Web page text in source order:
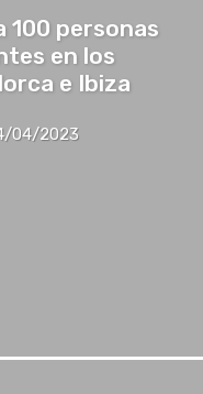
personas
en los
e Ibiza
04/2023